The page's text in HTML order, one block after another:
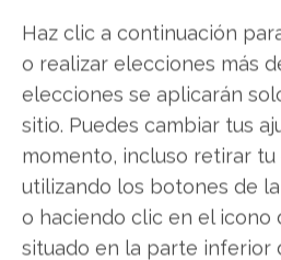
Haz clic a continuación
o realizar elecciones más
elecciones se aplicarán
sitio. Puedes cambiar tus
momento, incluso retirar
utilizando los botones de
o haciendo clic en el icono
situado en la parte inferior
Copiar